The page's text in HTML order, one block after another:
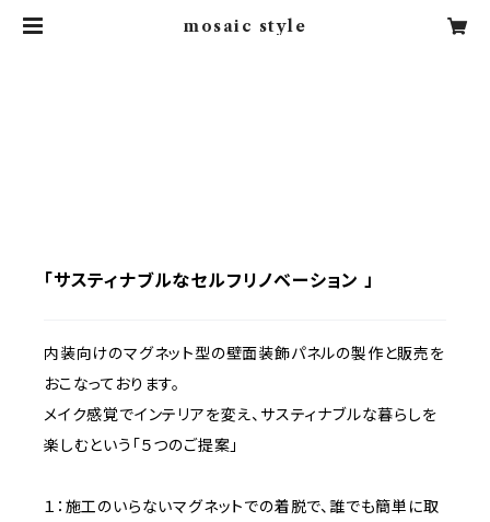
mosaic style
「サスティナブルなセルフリノベーション 」
内装向けのマグネット型の壁面装飾パネルの製作と販売を
おこなっております。
メイク感覚でインテリアを変え、サスティナブルな暮らしを
楽しむという「５つのご提案」
１：施工のいらないマグネットでの着脱で、誰でも簡単に取